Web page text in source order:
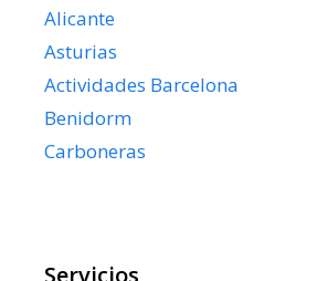
Alicante
Asturias
Actividades Barcelona
Benidorm
Carboneras